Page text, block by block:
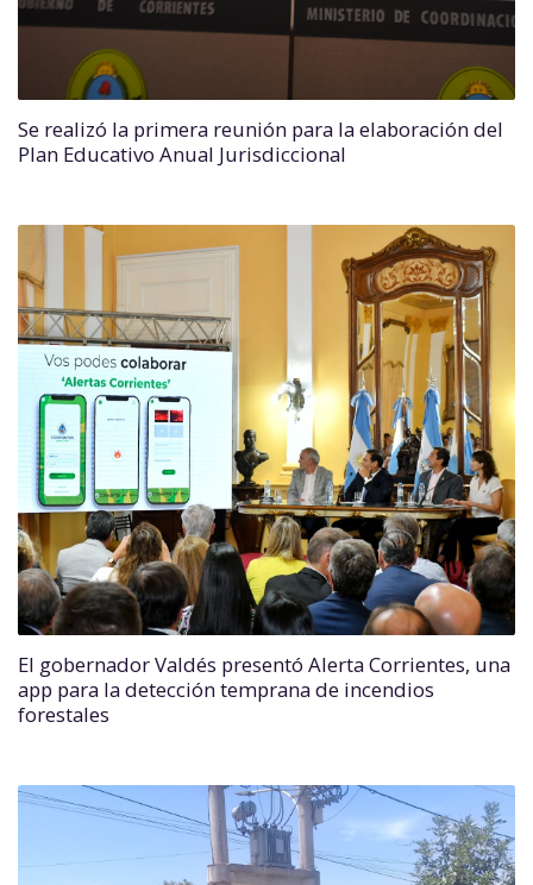
Se realizó la primera reunión para la elaboración del
Plan Educativo Anual Jurisdiccional
El gobernador Valdés presentó Alerta Corrientes, una
app para la detección temprana de incendios
forestales